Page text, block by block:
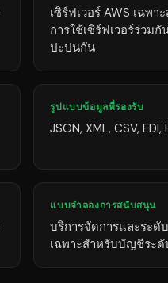
เซิร์ฟเวอร์ AWS เฉพ
การใช้เซิร์ฟเวอร์ร่วม
ปะปนกัน
รูปแบบข้อมูลที่รองรับ
JSON, XML, CSV,
แบบจำลองการสนับสนุน
บริการจัดการและระดั
เฉพาะสำหรับบัญชีระดั